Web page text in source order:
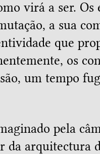
virá a ser. Os
a sua
que
os
um tempo
pela
da arquitectura